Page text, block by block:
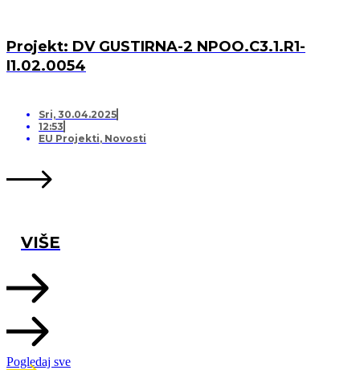
Projekt: DV GUSTIRNA-2 NPOO.C3.1.R1-
I1.02.0054
Sri, 30.04.2025
12:53
EU Projekti, Novosti
VIŠE
Pogledaj sve